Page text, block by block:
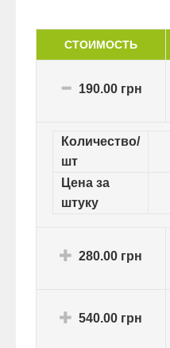
СТОИМОСТЬ
190.00 грн
Количество/
шт
Цена за
штуку
280.00 грн
540.00 грн